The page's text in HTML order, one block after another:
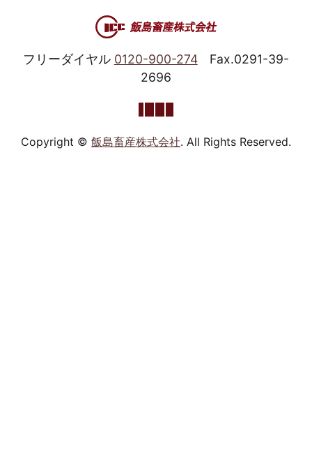
フリーダイヤル 0120-900-274
Fax.0291-39-
2696
Copyright © 飯島畜産株式会社. All Rights Reserved.